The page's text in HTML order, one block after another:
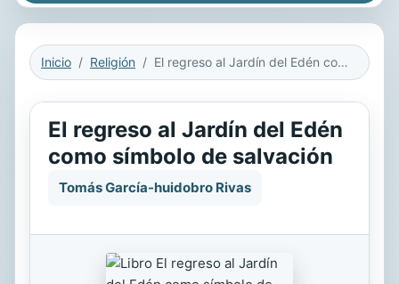
Inicio Religión El regreso al Jardín del Edén como símbolo de salvación
El regreso al Jardín del Edén
como símbolo de salvación
Tomás García-huidobro Rivas